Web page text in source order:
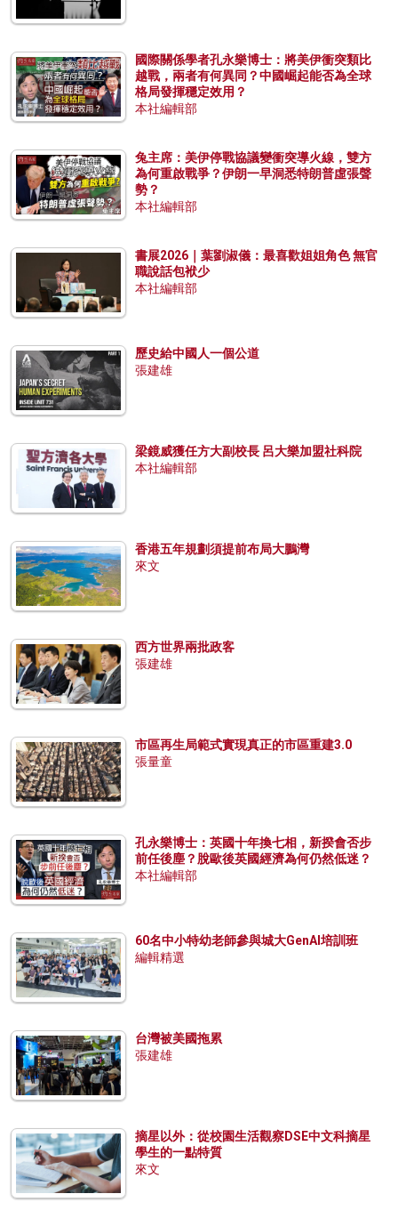
國際關係學者孔永樂博士：將美伊衝突類比
越戰，兩者有何異同？中國崛起能否為全球
格局發揮穩定效用？
本社編輯部
兔主席：美伊停戰協議變衝突導火線，雙方
為何重啟戰爭？伊朗一早洞悉特朗普虛張聲
勢？
本社編輯部
書展2026｜葉劉淑儀：最喜歡姐姐角色 無官
職說話包袱少
本社編輯部
歷史給中國人一個公道
張建雄
梁鏡威獲任方大副校長 呂大樂加盟社科院
本社編輯部
香港五年規劃須提前布局大鵬灣
來文
西方世界兩批政客
張建雄
市區再生局範式實現真正的市區重建3.0
張量童
孔永樂博士：英國十年換七相，新揆會否步
前任後塵？脫歐後英國經濟為何仍然低迷？
本社編輯部
60名中小特幼老師參與城大GenAI培訓班
編輯精選
台灣被美國拖累
張建雄
摘星以外：從校園生活觀察DSE中文科摘星
學生的一點特質
來文